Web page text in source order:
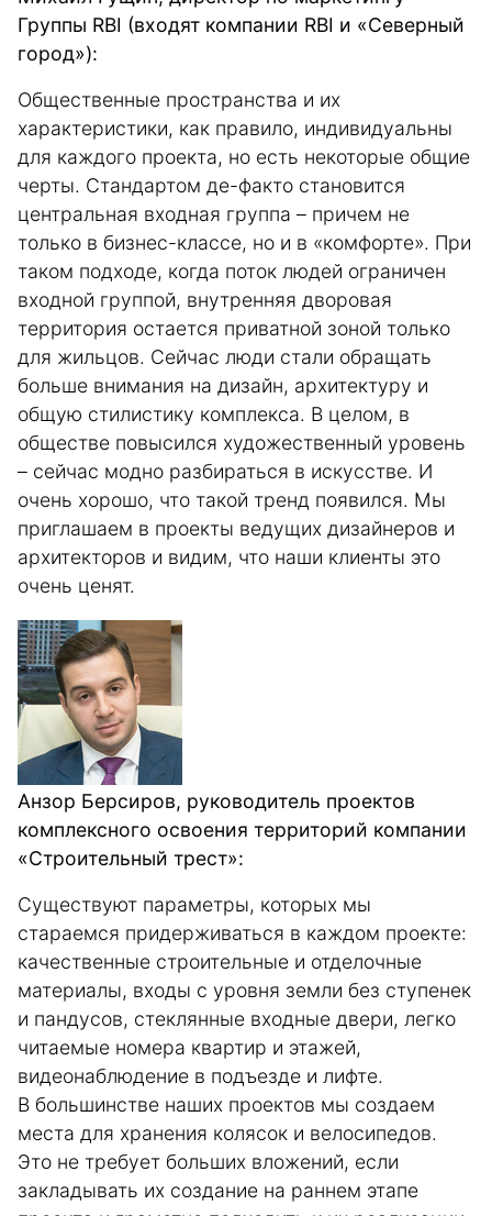
Группы RBI (входят компании RBI и «Северный
город»):
Общественные пространства и их
характеристики, как правило, индивидуальны
для каждого проекта, но есть некоторые общие
черты. Стандартом де-факто становится
центральная входная группа – причем не
только в бизнес-классе, но и в «комфорте». При
таком подходе, когда поток людей ограничен
входной группой, внутренняя дворовая
территория остается приватной зоной только
для жильцов. Сейчас люди стали обращать
больше внимания на дизайн, архитектуру и
общую стилистику комплекса. В целом, в
обществе повысился художественный уровень
– сейчас модно разбираться в искусстве. И
очень хорошо, что такой тренд появился. Мы
приглашаем в проекты ведущих дизайнеров и
архитекторов и видим, что наши клиенты это
очень ценят.
Анзор Берсиров, руководитель проектов
комплексного освоения территорий компании
«Строительный трест»:
Существуют параметры, которых мы
стараемся придерживаться в каждом проекте:
качественные строительные и отделочные
материалы, входы с уровня земли без ступенек
и пандусов, стеклянные входные двери, легко
читаемые номера квартир и этажей,
видеонаблюдение в подъезде и лифте.
В большинстве наших проектов мы создаем
места для хранения колясок и велосипедов.
Это не требует больших вложений, если
закладывать их создание на раннем этапе